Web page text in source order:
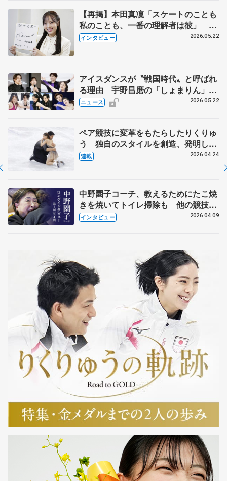
【再掲】本田真凜「スケートのことも
私のことも、一番の理解者は彼」 引
退時の単独インタビューで語った競技
インタビュー 2026.05.22
アイスダンスが〝戦国時代〟と呼ばれ
る理由 宇野昌磨の「しょまりん」ら
実力者が相次いで参戦 国内の競争激
ニュース 2026.05.22
ペア競技に変革をもたらしたりくりゅ
う 独自のスタイルを創造、発明した
【引退発表後②】
連載 2026.04.24
中野園子コーチ、教えるためにたこ焼
きを焼いてトイレ掃除も 他の競技に
も通用するという坂本花織の筋肉
インタビュー 2026.04.09